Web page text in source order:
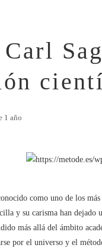
Carl
1 año
como uno de los
y su carisma han
más allá del ámbito
por el universo y el